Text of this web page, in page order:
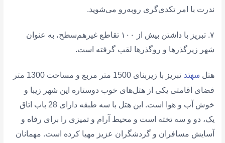
ندرت با امر تکدی‌گری روبه‌رو می‌شوید.
۷. تبریز با داشتن بیش از ۱۰۰ تقاطع غیرهم‌سطح، به عنوان
شهر زیرگذرها و روگذرها لقب گرفته است.
هتل سهند
تبریز با زیربنای 1500 متر مربع و مساحت 1300 متر
فضای اقامتی یکی از هتل‌های خوب دوستاره این شهر زیبا و
خوش آب و هوا است. این هتل با سه طبقه دارای 28 باب اتاق
یک، دو و سه تخته است و محیط آرام و تمیزی را برای رفاه و
آسایش مسافران و گردشگران عزیز مهیا کرده است. مهمانان